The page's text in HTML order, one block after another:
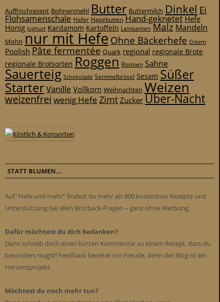
Auffrischrezept Bohnenmehl Butter Buttermilch Dinkel Ei
Flohsamenschale Hafer Hagebutten Hand-geknetet Hefe
Honig Joghurt Kardamom Kartoffeln Leinsamen Malz Mandeln
Mohn nur mit Hefe Ohne Bäckerhefe Ostern
Poolish Pâte fermentée Quark regional regionale Brote
regionale Brotsorten Roggen Rosinen Sahne
Sauerteig Schokolade Semmelbrösel Sesam Süßer
StarterVanille Vollkorn Weihnachten Weizen
weizenfrei wenig Hefe ZimtZuckerÜber-Nacht
STATT BLUMEN…
Auf “Hefe und mehr” findest du mehr als 800 kostenlose Rezepte und
Unterstützung bei allen Brotback-Fragen – ganz ohne Werbung.
Dafür möchtest du dich bedanken?
Dann schreib doch einen kurzen Kommentar zu einem Rezept, dass du
besonders magst! Feedback bereitet mir Freude, denn der Blog ist ein
Herzensprojekt.
Möchtest du noch mehr tun?